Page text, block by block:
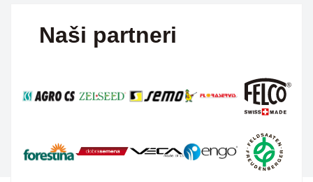
Naši partneri